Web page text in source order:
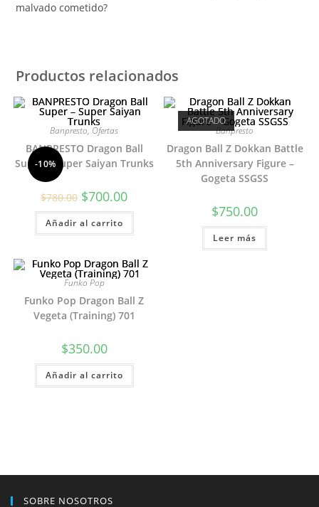
malvado cometido?
Productos relacionados
-10%
Banpresto, Ofertas
BANPRESTO Dragon Ball
Super – Super Saiyan Trunks
$780.00 El
precio
original
era:
$780.00.
$700.00El
actual
$700.00.
Añadir al carrito
AGOTADO
Banpresto
Dragon Ball Z Dokkan Battle
5th Anniversary Figure –
Gogeta SSGSS
$750.00
Leer más
Funko Pop
Funko Pop Dragon Ball Z
Vegeta (Training) 701
$350.00
Añadir al carrito
SOBRE NOSOTROS